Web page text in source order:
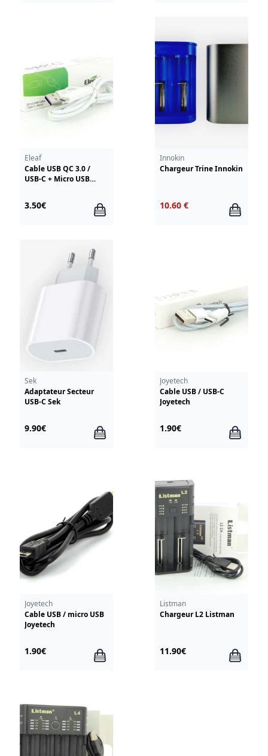
Eleaf
Cable USB QC 3.0 /
USB-C + Micro USB
3.50€
Innokin
Chargeur Trine Innokin
10.60 €
Sek
Adaptateur Secteur
USB-C Sek
9.90€
Joyetech
Cable USB / USB-C
Joyetech
1.90€
Joyetech
Cable USB / micro USB
Joyetech
1.90€
Listman
Chargeur L2 Listman
11.90€